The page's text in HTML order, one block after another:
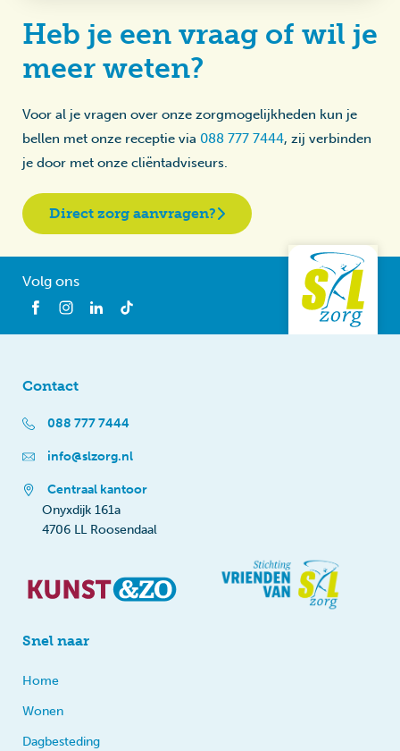
Heb je een vraag of wil je
meer weten?
Voor al je vragen over onze zorgmogelijkheden kun je
bellen met onze receptie via 088 777 7444, zij verbinden
je door met onze cliëntadviseurs.
Direct zorg aanvragen?
Volg ons
Contact
088 777 7444
info@slzorg.nl
Centraal kantoor
Onyxdijk 161a
4706 LL Roosendaal
Snel naar
Home
Wonen
Dagbesteding